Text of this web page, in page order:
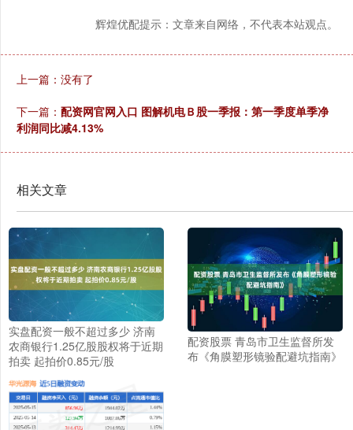
辉煌优配提示：文章来自网络，不代表本站观点。
上一篇：没有了
下一篇： 配资网官网入口 图解机电Ｂ股一季报：第一季度单季净
利润同比减4.13%
相关文章
实盘配资一般不超过多少 济南
农商银行1.25亿股股权将于近期
拍卖 起拍价0.85元/股
配资股票 青岛市卫生监督所发
布《角膜塑形镜验配避坑指南》